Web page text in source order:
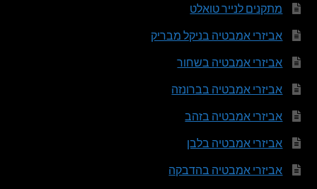
מתקנים לנייר טואלט
אביזרי אמבטיה בניקל מבריק
אביזרי אמבטיה בשחור
אביזרי אמבטיה בברונזה
אביזרי אמבטיה בזהב
אביזרי אמבטיה בלבן
אביזרי אמבטיה בהדבקה